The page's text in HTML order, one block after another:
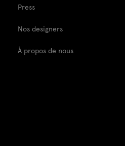
Press
Nos designers
À propos de nous